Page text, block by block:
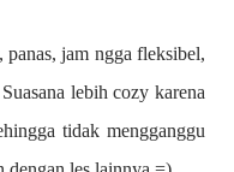
jam ngga fleksibel,
lebih cozy karena
tidak mengganggu